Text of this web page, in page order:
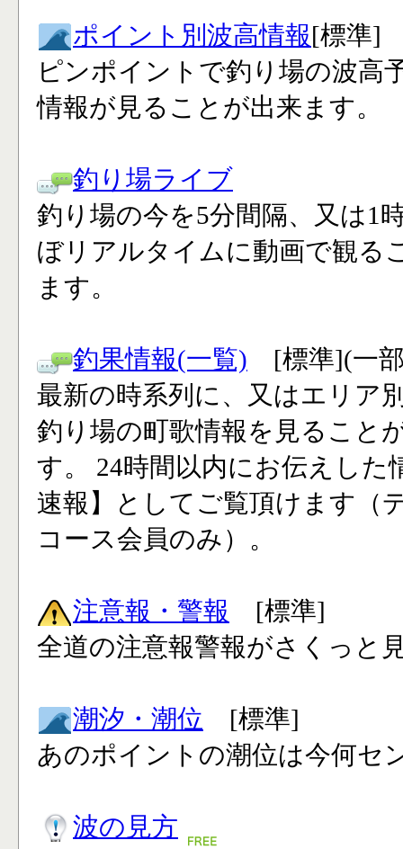
ポイント別波高情報[標準]
ピンポイントで釣り場の波高
情報が見ることが出来ます。
釣り場ライブ
釣り場の今を5分間隔、又は1
ぼリアルタイムに動画で観る
ます。
釣果情報(一覧) [標準](一
最新の時系列に、又はエリア
釣り場の町歌情報を見ること
す。 24時間以内にお伝えした
速報】としてご覧頂けます（
コース会員のみ）。
注意報・警報 [標準]
全道の注意報警報がさくっと
潮汐・潮位 [標準]
あのポイントの潮位は今何セ
波の見方